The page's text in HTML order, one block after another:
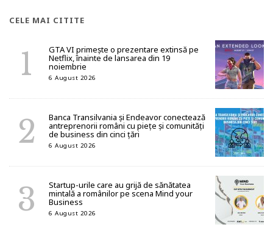
CELE MAI CITITE
GTA VI primește o prezentare extinsă pe
Netflix, înainte de lansarea din 19
noiembrie
6 August 2026
Banca Transilvania și Endeavor conectează
antreprenorii români cu piețe și comunități
de business din cinci țări
6 August 2026
Startup-urile care au grijă de sănătatea
mintală a românilor pe scena Mind your
Business
6 August 2026